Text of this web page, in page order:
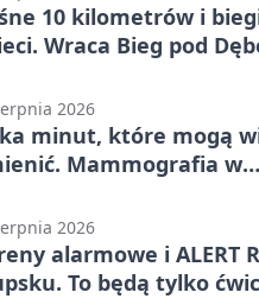
10 kilometrów i
Wraca Bieg pod
2026
minut, które mogą
Mammografia w
2026
alarmowe i ALERT
To będą tylko